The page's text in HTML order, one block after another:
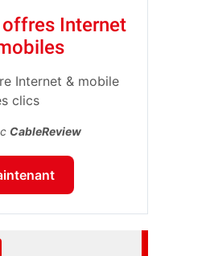
Internet
Internet & mobile
clics
CableReview